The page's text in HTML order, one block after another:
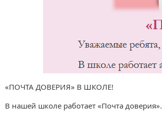
«ПОЧТА ДОВЕРИЯ» В ШКОЛЕ!
В нашей школе работает «Почта доверия».